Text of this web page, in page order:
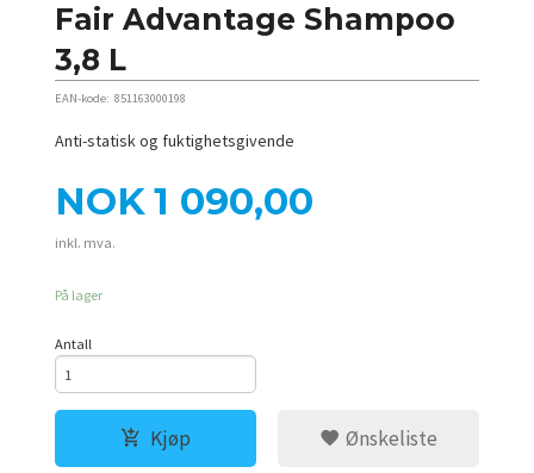
Fair Advantage Shampoo
3,8 L
EAN-kode: 851163000198
Anti-statisk og fuktighetsgivende
Pris
NOK1 090,00
inkl. mva.
På lager
Antall
Kjøp Ønskeliste